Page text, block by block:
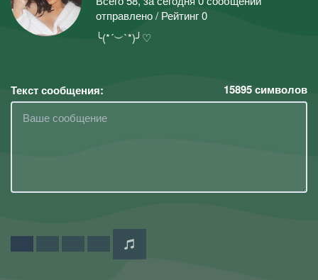
отправлено / Рейтинг 0
╰(*´︶`*)╯♡
Текст сообщения: 15895символов